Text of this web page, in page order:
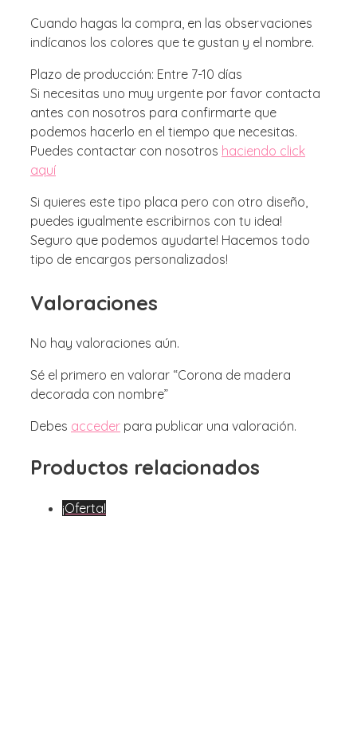
Cuando hagas la compra, en las observaciones
indícanos los colores que te gustan y el nombre.
Plazo de producción: Entre 7-10 días
Si necesitas uno muy urgente por favor contacta
antes con nosotros para confirmarte que
podemos hacerlo en el tiempo que necesitas.
Puedes contactar con nosotros haciendo click
aquí
Si quieres este tipo placa pero con otro diseño,
puedes igualmente escribirnos con tu idea!
Seguro que podemos ayudarte! Hacemos todo
tipo de encargos personalizados!
Valoraciones
No hay valoraciones aún.
Sé el primero en valorar “Corona de madera
decorada con nombre”
Debes acceder para publicar una valoración.
Productos relacionados
¡Oferta!